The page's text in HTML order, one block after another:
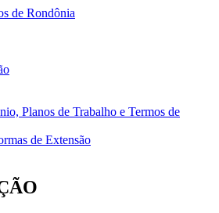
de Rondônia
Planos de Trabalho e Termos de
de Extensão